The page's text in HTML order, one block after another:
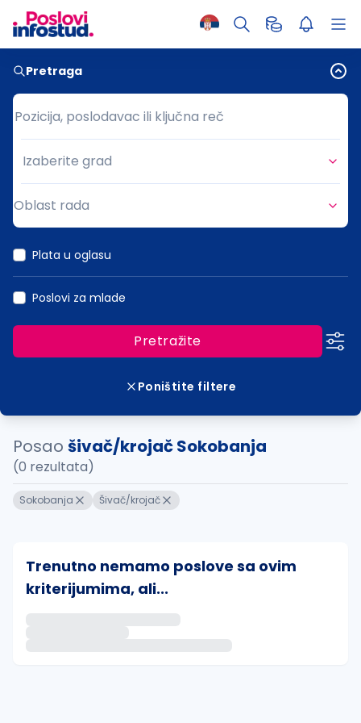
Pretraga
Pozicija, poslodavac ili ključna reč
Pozicija, poslodavac ili ključna reč
Grad
Izaberite grad
Oblast rada
Plata u oglasu
Poslovi za mlade
Pretražite
Poništite filtere
Posao šivač/krojač Sokobanja
(0 rezultata)
Sokobanja Šivač/krojač
Trenutno nemamo poslove sa ovim
kriterijumima, ali...